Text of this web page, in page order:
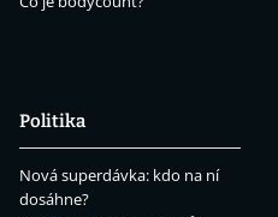
Politika
Nová superdávka: kdo na ní
dosáhne?